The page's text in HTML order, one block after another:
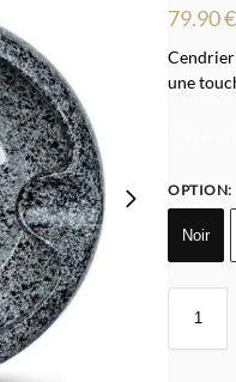
79.90€
une
OPTION:
Noir